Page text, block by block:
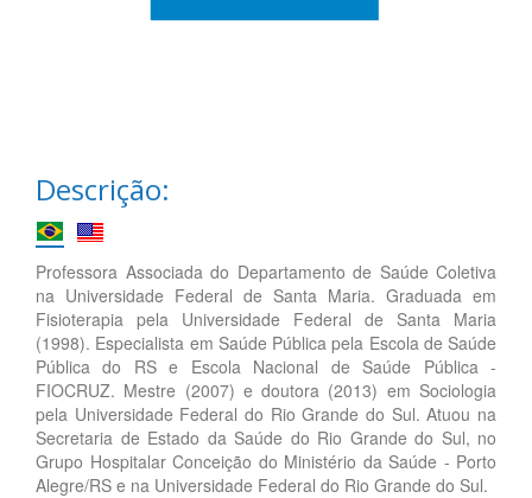
Descrição:
Professora Associada do Departamento de Saúde Coletiva
na Universidade Federal de Santa Maria. Graduada em
Fisioterapia pela Universidade Federal de Santa Maria
(1998). Especialista em Saúde Pública pela Escola de Saúde
Pública do RS e Escola Nacional de Saúde Pública -
FIOCRUZ. Mestre (2007) e doutora (2013) em Sociologia
pela Universidade Federal do Rio Grande do Sul. Atuou na
Secretaria de Estado da Saúde do Rio Grande do Sul, no
Grupo Hospitalar Conceição do Ministério da Saúde - Porto
Alegre/RS e na Universidade Federal do Rio Grande do Sul.